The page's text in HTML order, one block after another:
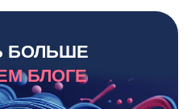
БОЛЬШЕ
БЛОГЕ